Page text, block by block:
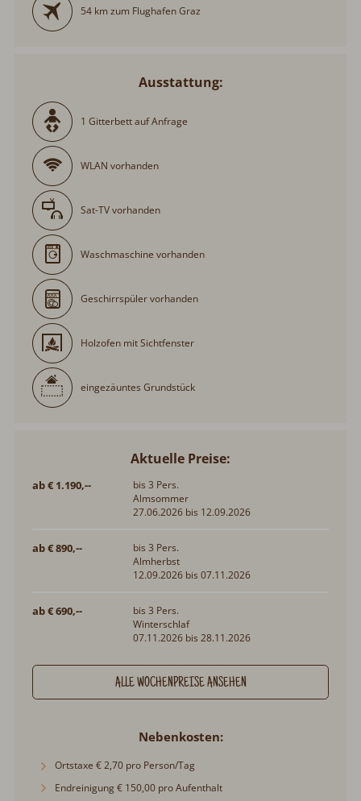
54 km zum Flughafen Graz
Ausstattung:
1 Gitterbett auf Anfrage
WLAN vorhanden
Sat-TV vorhanden
Waschmaschine vorhanden
Geschirrspüler vorhanden
Holzofen mit Sichtfenster
eingezäuntes Grundstück
Aktuelle Preise:
ab € 1.190,--
bis 3 Pers.
Almsommer
27.06.2026 bis 12.09.2026
ab € 890,--
bis 3 Pers.
Almherbst
12.09.2026 bis 07.11.2026
ab € 690,--
bis 3 Pers.
Winterschlaf
07.11.2026 bis 28.11.2026
ALLE WOCHENPREISE ANSEHEN
Nebenkosten
Ortstaxe € 2,70 pro Person/Tag
Endreinigung € 150,00 pro Aufenthalt